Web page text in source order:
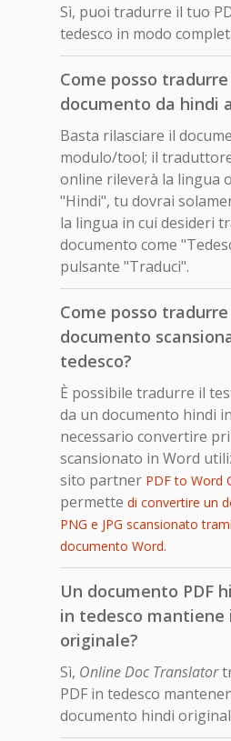
Sì, puoi tradurre il tuo
tedesco in modo
Come posso
documento da hindi
Basta rilasciare il
modulo/tool; il
online rileverà la lingua
"Hindi", tu dovrai
la lingua in cui desideri
documento come
pulsante "Traduci".
Come posso
documento
tedesco?
È possibile tradurre il
da un documento hindi
necessario convertire
scansionato in Word
sito partner PDF to Word
permette di convertire un
PNG e JPG scansionato
documento Word.
Un documento PDF
in tedesco mantiene
originale?
Sì, Online Doc Translator
PDF in tedesco
documento hindi